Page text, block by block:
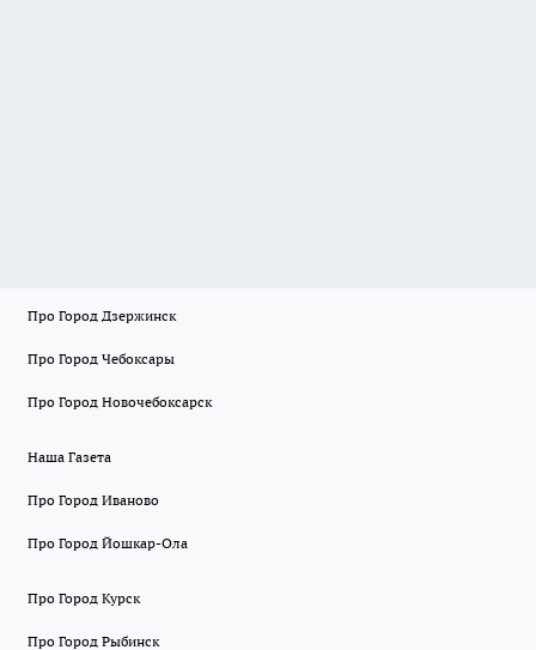
Про Город Дзержинск
Про Город Чебоксары
Про Город Новочебоксарск
Наша Газета
Про Город Иваново
Про Город Йошкар-Ола
Про Город Курск
Про Город Рыбинск